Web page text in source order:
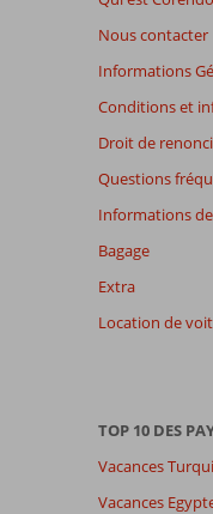
ne
sont
plus
afin
de
la
En
nos
Nous contacter
Informations
Conditions et
Droit de
Questions
Informations
Bagage
Extra
Location de
TOP 10 DES
Vacances
Vacances